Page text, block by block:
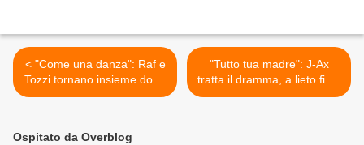
< "Come una danza": Raf e
Tozzi tornano insieme dopo
trent'anni
"Tutto tua madre": J-Ax
tratta il dramma, a lieto fine,
di un figlio che non arriva >
Ospitato da Overblog